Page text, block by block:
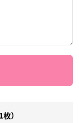
）